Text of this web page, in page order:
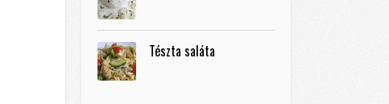
Tészta saláta